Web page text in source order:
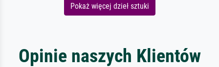
Pokaż więcej dzieł sztuki
Opinie naszych Klientów